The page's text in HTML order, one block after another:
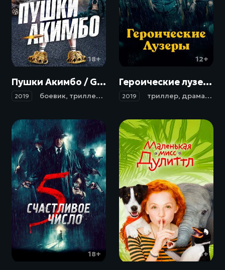
18+
Пушки Акимбо / Guns Akimbo (2019)
2019 боевик, триллер , комедия криминал
12+
Героические лузеры / La odisea de los giles (2019)
2019 триллер, драма,
18+ 6+